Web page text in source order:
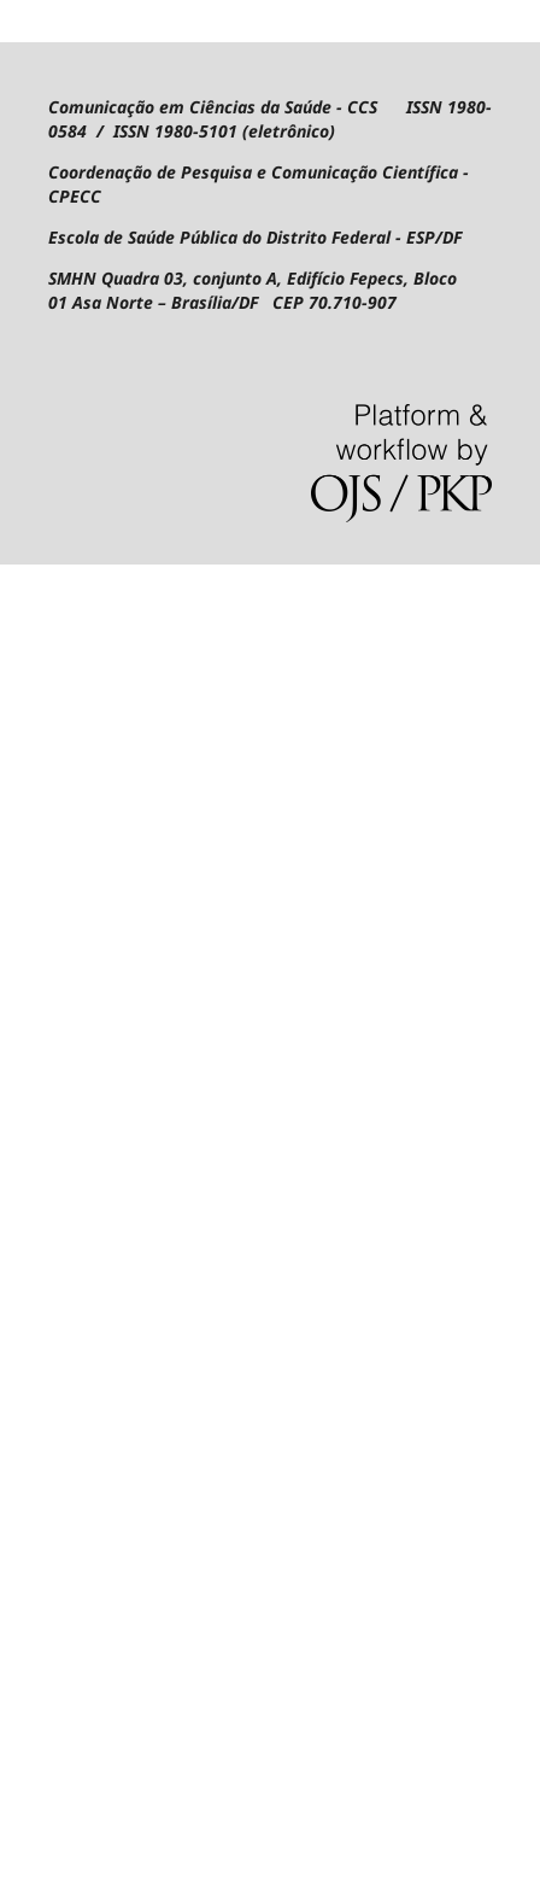
Comunicação em Ciências da Saúde - CCS ISSN 1980-
0584 / ISSN 1980-5101 (eletrônico)
Coordenação de Pesquisa e Comunicação Científica -
CPECC
Escola de Saúde Pública do Distrito Federal - ESP/DF
SMHN Quadra 03, conjunto A, Edifício Fepecs, Bloco
01Asa Norte – Brasília/DF CEP 70.710-907